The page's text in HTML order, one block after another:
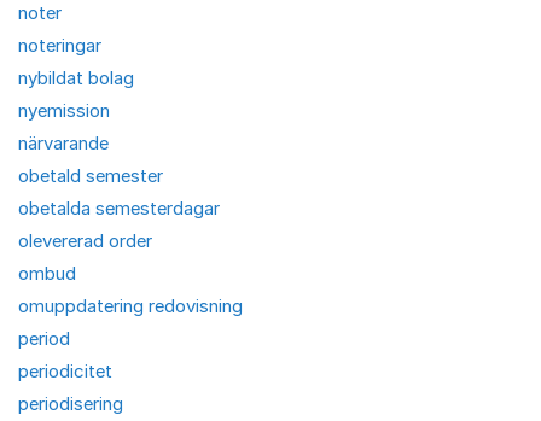
noter
noteringar
nybildat bolag
nyemission
närvarande
obetald semester
obetalda semesterdagar
olevererad order
ombud
omuppdatering redovisning
period
periodicitet
periodisering